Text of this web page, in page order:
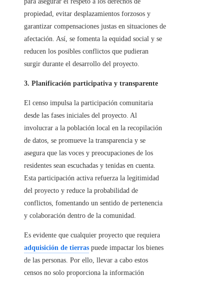
propiedad, evitar desplazamientos forzosos y
garantizar compensaciones justas en situaciones de
afectación. Así, se fomenta la equidad social y se
reducen los posibles conflictos que pudieran
surgir durante el desarrollo del proyecto.
3. Planificación participativa y transparente
El censo impulsa la participación comunitaria
desde las fases iniciales del proyecto. Al
involucrar a la población local en la recopilación
de datos, se promueve la transparencia y se
asegura que las voces y preocupaciones de los
residentes sean escuchadas y tenidas en cuenta.
Esta participación activa refuerza la legitimidad
del proyecto y reduce la probabilidad de
conflictos, fomentando un sentido de pertenencia
y colaboración dentro de la comunidad.
Es evidente que cualquier proyecto que requiera
adquisición de tierras puede impactar los bienes
de las personas. Por ello, llevar a cabo estos
censos no solo proporciona la información